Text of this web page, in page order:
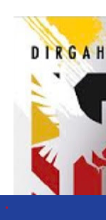
Bangkitkan